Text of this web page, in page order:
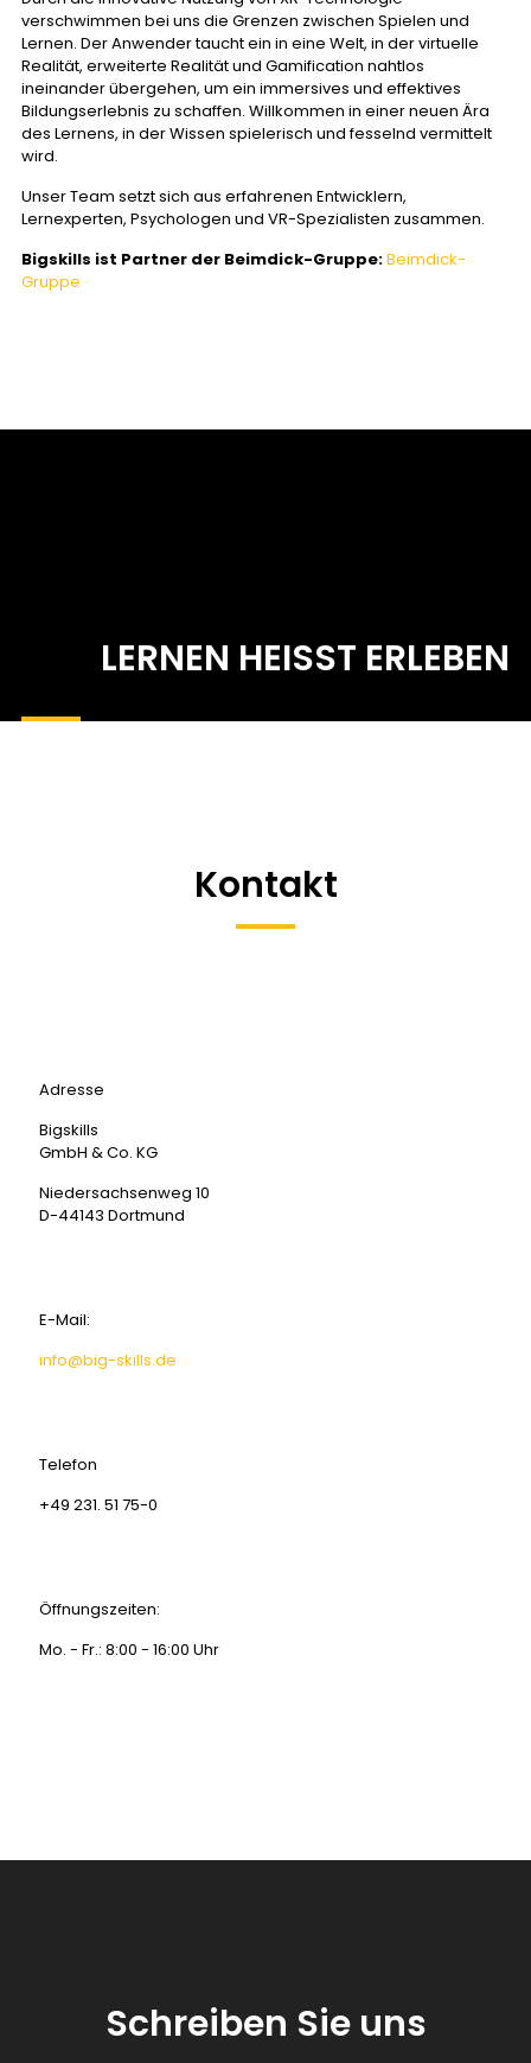
verschwimmen bei uns die Grenzen zwischen Spielen und
Lernen. Der Anwender taucht ein in eine Welt, in der virtuelle
Realität, erweiterte Realität und Gamification nahtlos
ineinander übergehen, um ein immersives und effektives
Bildungserlebnis zu schaffen. Willkommen in einer neuen Ära
des Lernens, in der Wissen spielerisch und fesselnd vermittelt
wird.
Unser Team setzt sich aus erfahrenen Entwicklern,
Lernexperten, Psychologen und VR-Spezialisten zusammen.
Bigskills ist Partner der Beimdick-Gruppe:Beimdick-
Gruppe
LERNEN HEISST ERLEBEN
Kontakt
Adresse
Bigskills
GmbH & Co. KG
Niedersachsenweg 10
D-44143 Dortmund
E-Mail:
info@big-skills.de
Telefon
+49 231. 51 75-0
Öffnungszeiten:
Mo. - Fr.: 8:00 - 16:00 Uhr
Schreiben Sie uns